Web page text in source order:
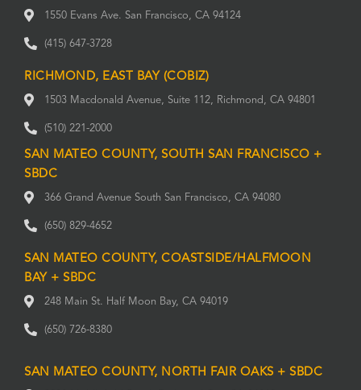
1550 Evans Ave. San Francisco, CA 94124
(415) 647-3728
RICHMOND, EAST BAY (COBIZ)
1503 Macdonald Avenue, Suite 112, Richmond, CA 94801
(510) 221-2000
SAN MATEO COUNTY, SOUTH SAN FRANCISCO +
SBDC
366 Grand Avenue South San Francisco, CA 94080
(650) 829-4652
SAN MATEO COUNTY, COASTSIDE/HALFMOON
BAY + SBDC
248 Main St. Half Moon Bay, CA 94019
(650) 726-8380
SAN MATEO COUNTY, NORTH FAIR OAKS + SBDC